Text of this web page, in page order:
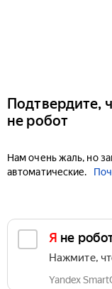
Подтвердите,
не робот
Нам очень жаль, но
автоматические.
Я не
Нажмите,
Yandex